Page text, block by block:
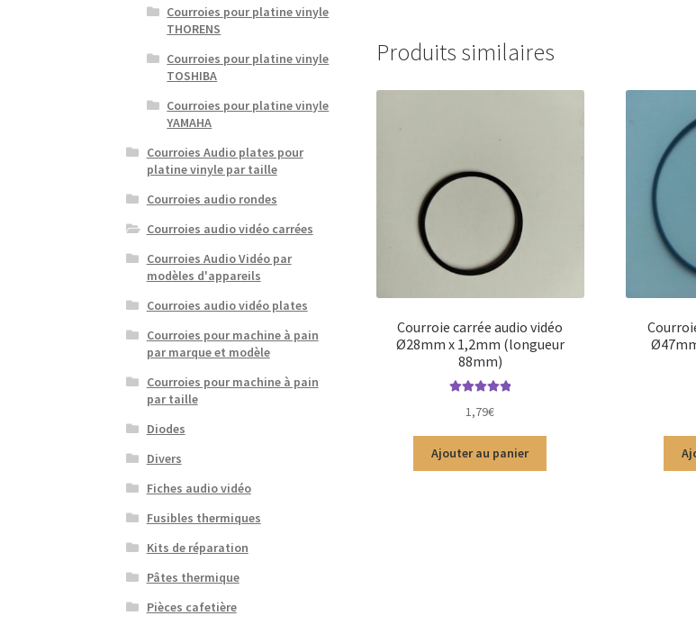
Produits similaires
Courroie carrée audio vidéo
Ø28mm x 1,2mm (longueur
88mm)
5
1,79€
Ajouter au panier
Courroies pour platine vinyle
THORENS
Courroies pour platine vinyle
TOSHIBA
Courroies pour platine vinyle
YAMAHA
Courroies Audio plates pour
platine vinyle par taille
Courroies audio rondes
Courroies audio vidéo carrées
Courroies Audio Vidéo par
modèles d'appareils
Courroies audio vidéo plates
Courroies pour machine à pain
par marque et modèle
Courroies pour machine à pain
par taille
Diodes
Divers
Fiches audio vidéo
Fusibles thermiques
Kits de réparation
Pâtes thermique
Pièces cafetière